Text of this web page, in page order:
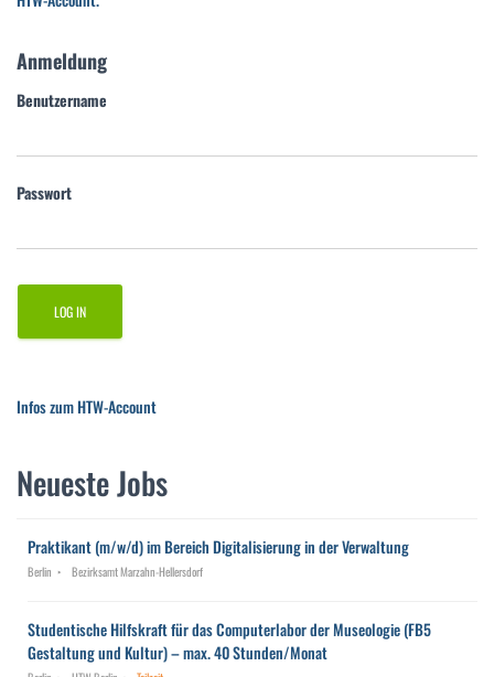
Anmeldung
Benutzername
Passwort
Infos zum HTW-Account
Neueste Jobs
Praktikant (m/w/d) im Bereich Digitalisierung in der Verwaltung
Berlin Bezirksamt Marzahn-Hellersdorf
Studentische Hilfskraft für das Computerlabor der Museologie (FB5
Gestaltung und Kultur) – max. 40 Stunden/Monat